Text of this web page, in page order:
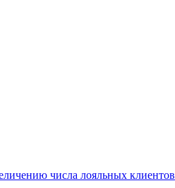
числа лояльных клиентов